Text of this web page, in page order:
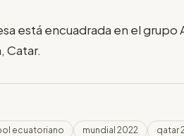
está encuadrada en el grupo
Catar.
ecuatoriano mundial 2022 qatar